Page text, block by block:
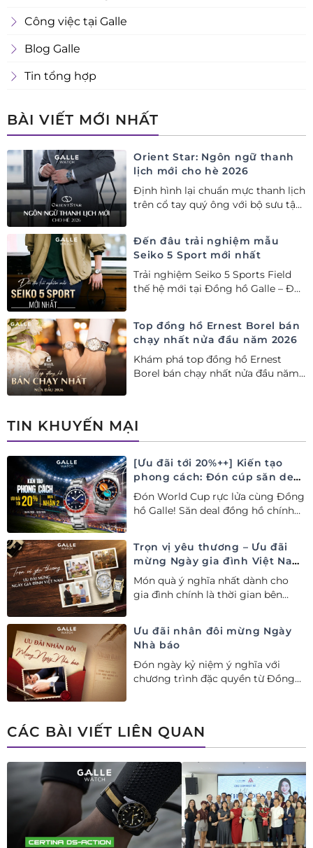
Công việc tại Galle
Blog Galle
Tin tổng hợp
BÀI VIẾT MỚI NHẤT
Orient Star: Ngôn ngữ thanh
lịch mới cho hè 2026
Định hình lại chuẩn mực thanh lịch
trên cổ tay quý ông với bộ sưu tập
Đến đâu trải nghiệm mẫu
Seiko 5 Sport mới nhất
Trải nghiệm Seiko 5 Sports Field
thế hệ mới tại Đồng hồ Galle – Đại
Top đồng hồ Ernest Borel bán
chạy nhất nửa đầu năm 2026
Khám phá top đồng hồ Ernest
Borel bán chạy nhất nửa đầu năm
TIN KHUYẾN MẠI
[Ưu đãi tới 20%++] Kiến tạo
phong cách: Đón cúp săn deal
– Siêu ưu đãi đồng hành cùng
World Cup
Đón World Cup rực lửa cùng Đồng
hồ Galle! Săn deal đồng hồ chính
Trọn vị yêu thương – Ưu đãi
mừng Ngày gia đình Việt Nam
28/06
Món quà ý nghĩa nhất dành cho
gia đình chính là thời gian bên
Gia đình Việt Nam.
Ưu đãi nhân đôi mừng Ngày
Nhà báo
Đón ngày kỷ niệm ý nghĩa với
chương trình đặc quyền từ Đồng
CÁC BÀI VIẾT LIÊN QUAN